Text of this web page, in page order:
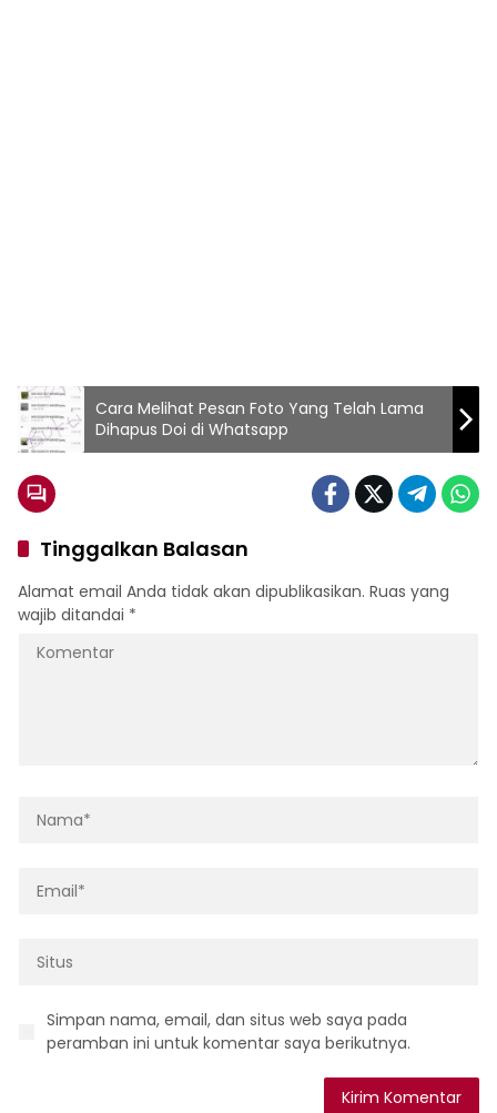
Cara Melihat Pesan Foto Yang Telah Lama
Dihapus Doi di Whatsapp
Tinggalkan Balasan
Alamat email Anda tidak akan dipublikasikan. Ruas yang
wajib ditandai *
Simpan nama, email, dan situs web saya pada
peramban ini untuk komentar saya berikutnya.